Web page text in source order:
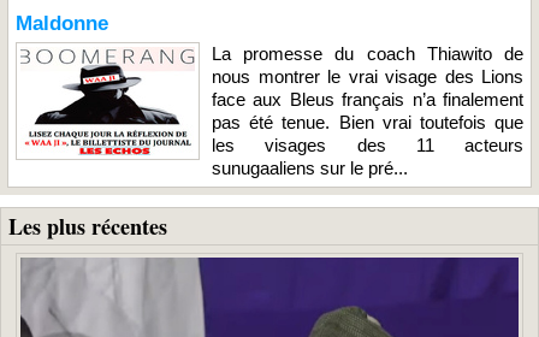
Maldonne
La promesse du coach Thiawito de
nous montrer le vrai visage des Lions
face aux Bleus français n’a finalement
pas été tenue. Bien vrai toutefois que
les visages des 11 acteurs
sunugaaliens sur le pré...
Les plus récentes